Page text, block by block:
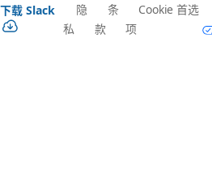
下载 Slack
隐
私
条
款
Cookie 首选
项